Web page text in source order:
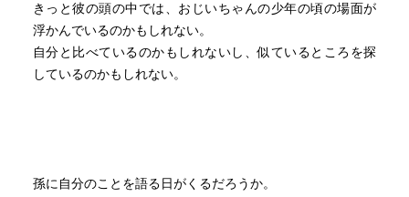
きっと彼の頭の中では、おじいちゃんの少年の頃の場面が
浮かんでいるのかもしれない。
自分と比べているのかもしれないし、似ているところを探
しているのかもしれない。
孫に自分のことを語る日がくるだろうか。